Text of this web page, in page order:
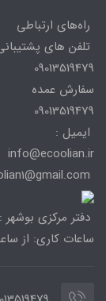
راه‌های ارتباطی
تلفن های
09013519479
سفارش عمده
09013519479
ایمیل :
info@ecoolian.ir
دفتر مرکزی بوشهر :
ساعات کاری: از ساعت 07:00 تا ساعت